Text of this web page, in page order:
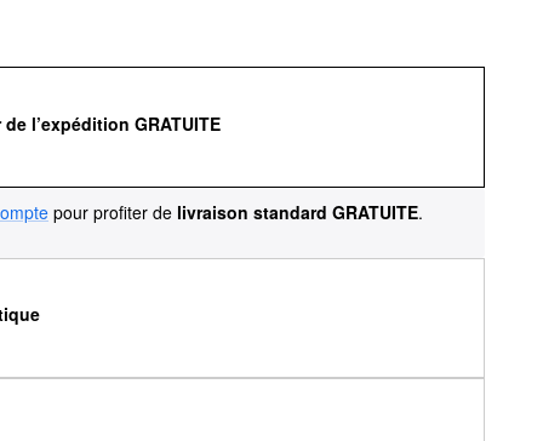
l’expédition GRATUITE
pour profiter de livraison standard GRATUITE.